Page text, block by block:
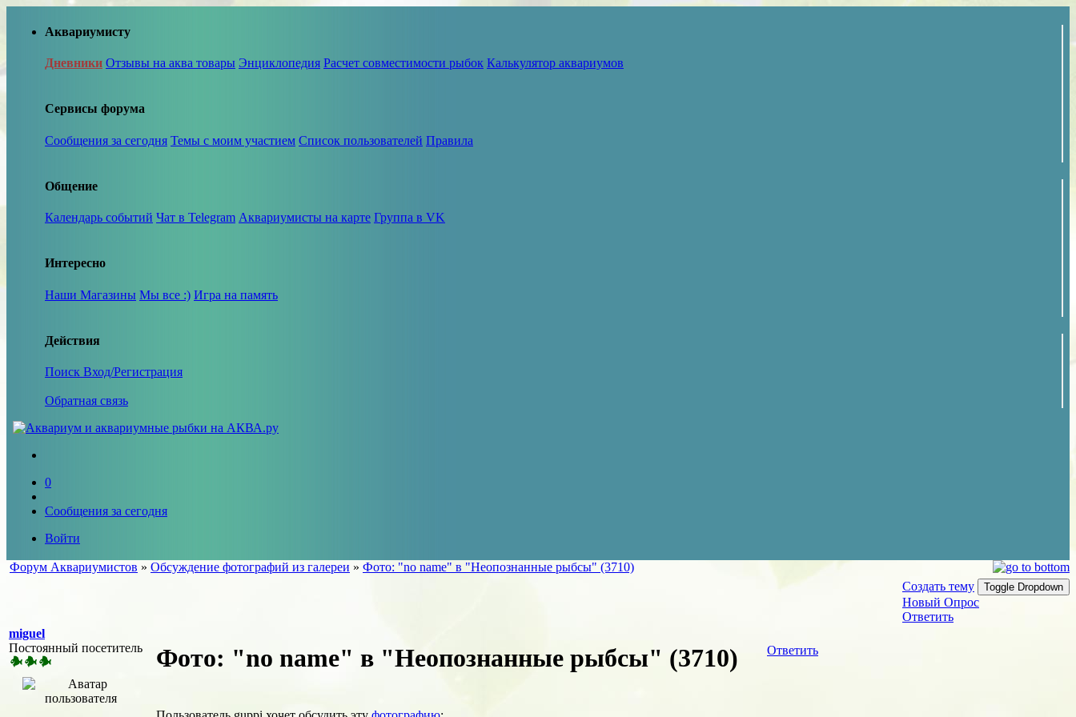
Аквариумисту
Дневники Отзывы на аква товары Энциклопедия Расчет совместимости рыбок Калькулятор аквариумов
Сервисы форума
Сообщения за сегодня Темы с моим участием Список пользователей Правила
Общение
Календарь событий Чат в Telegram Аквариумисты на карте Группа в VK
Интересно
Наши Магазины Мы все :) Игра на память
Действия
Поиск Вход/Регистрация
Обратная связь
0
Сообщения за сегодня
Войти
Форум Аквариумистов » Обсуждение фотографий из галереи » Фото: "no name" в "Неопознанные рыбсы" (3710)
Создать тему
Toggle Dropdown
Новый Опрос
Ответить
miguel
Постоянный посетитель
Ответить
Фото: "no name" в "Неопознанные рыбсы" (3710)